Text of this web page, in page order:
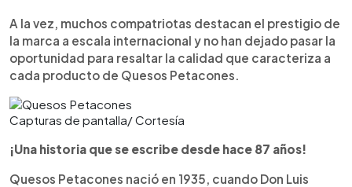
A la vez, muchos compatriotas destacan el prestigio de
la marca a escala internacional y no han dejado pasar la
oportunidad para resaltar la calidad que caracteriza a
cada producto de Quesos Petacones.
Capturas de pantalla/ Cortesía
¡Una historia que se escribe desde hace 87 años!
Quesos Petacones nació en 1935, cuando Don Luis